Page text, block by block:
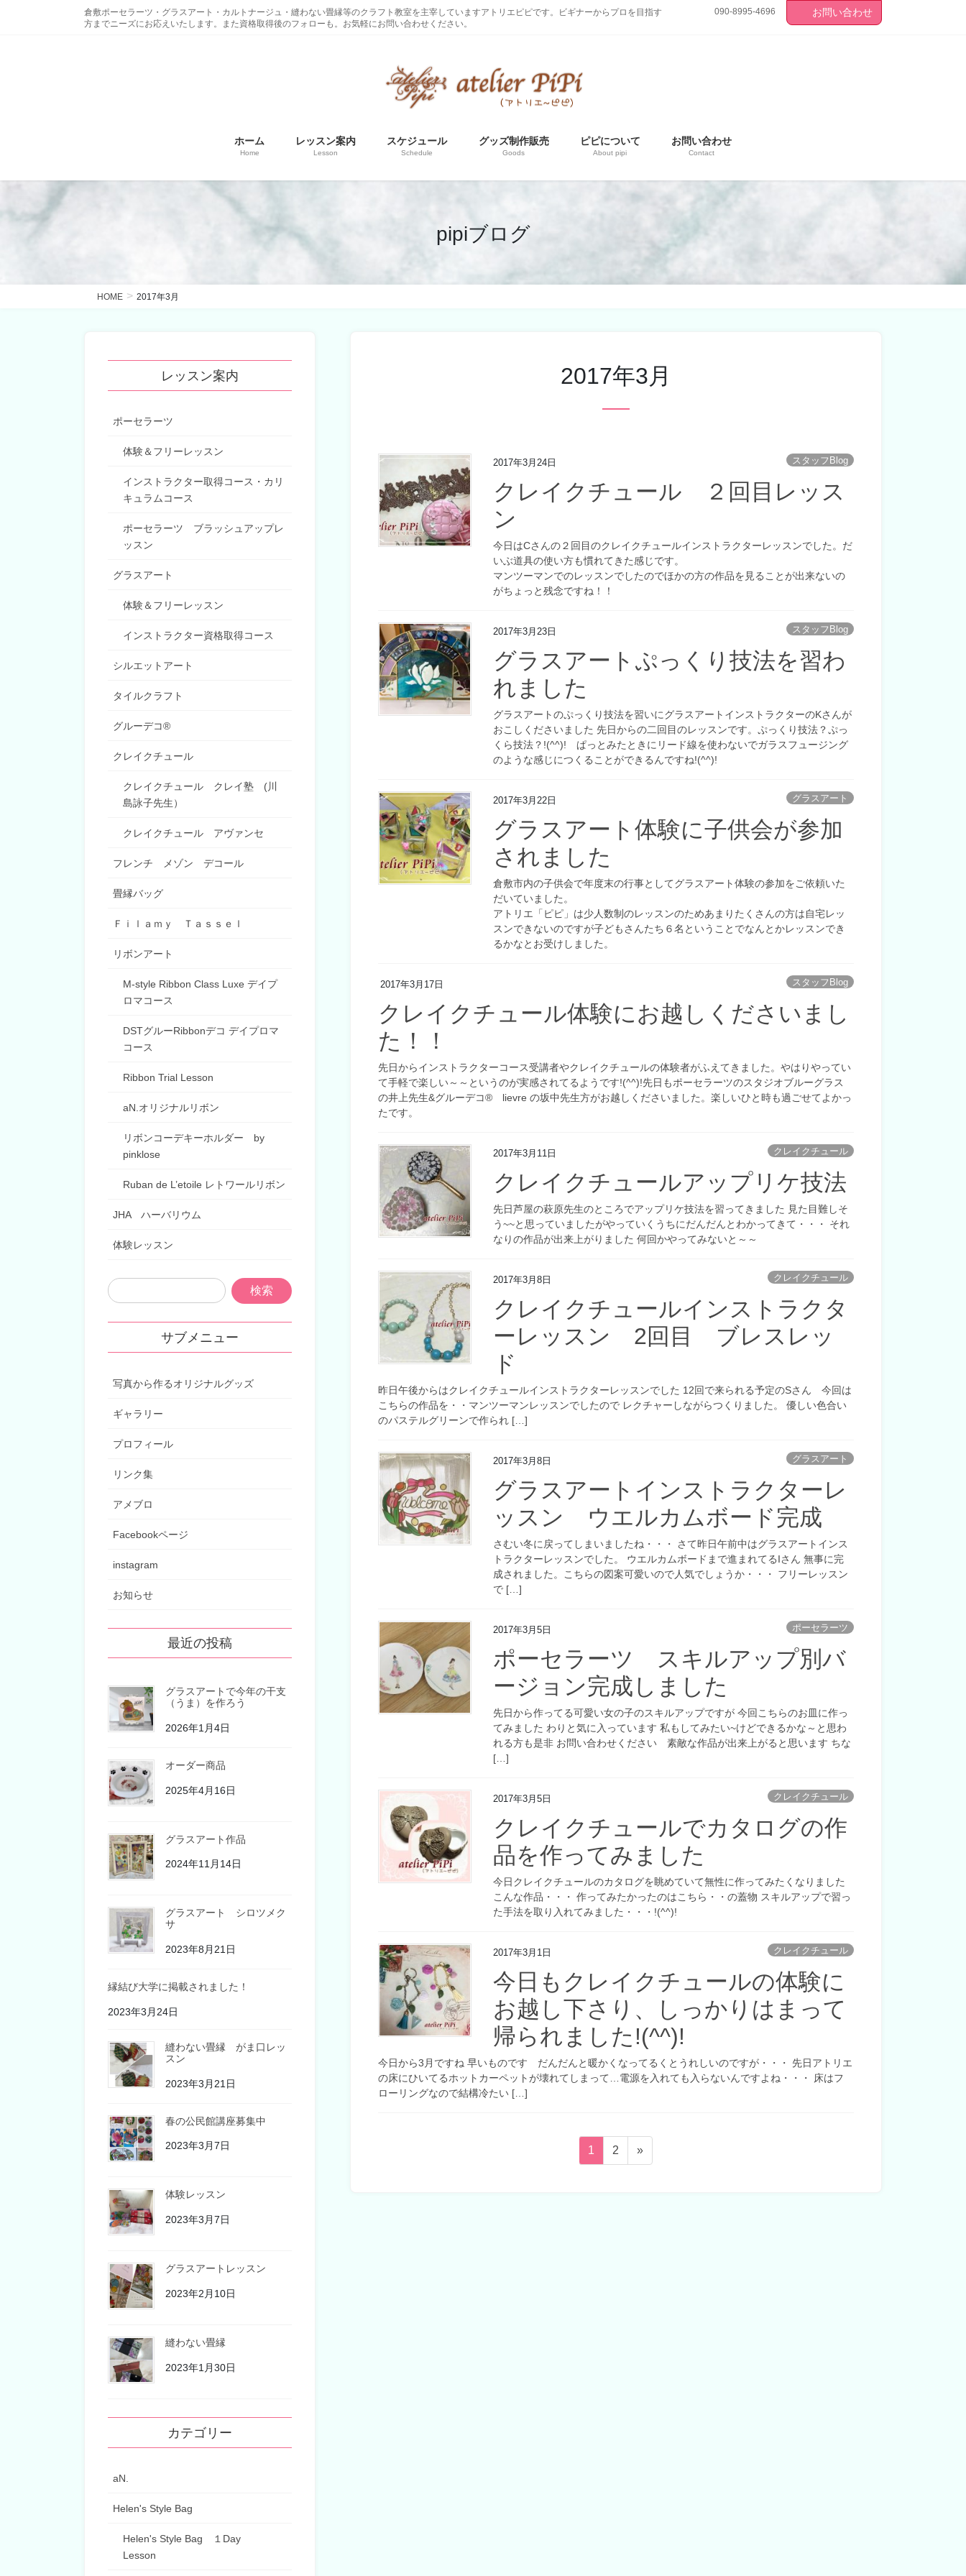
倉敷ポーセラーツ・グラスアート・カルトナージュ・縫わない畳縁等のクラフト教室を主宰していますアトリエピピです。ビギナーからプロを目指す
方までニーズにお応えいたします。また資格取得後のフォローも。お気軽にお問い合わせください。
090-8995-4696 お問い合わせ
ホーム
Home
レッスン案内
Lesson
スケジュール
Schedule
グッズ制作販売
Goods
ピピについて
About pipi
お問い合わせ
Contact
pipiブログ
HOME 2017年3月
2017年3月
2017年3月24日 スタッフBlog
クレイクチュール ２回目レッス
ン
今日はCさんの２回目のクレイクチュールインストラクターレッスンでした。だ
いぶ道具の使い方も慣れてきた感じです。
マンツーマンでのレッスンでしたのでほかの方の作品を見ることが出来ないの
がちょっと残念ですね！！
2017年3月23日 スタッフBlog
グラスアートぷっくり技法を習わ
れました
グラスアートのぷっくり技法を習いにグラスアートインストラクターのKさんが
おこしくださいました 先日からの二回目のレッスンです。ぷっくり技法？ぷっ
くら技法？!(^^)! ぱっとみたときにリード線を使わないでガラスフュージング
のような感じにつくることができるんですね!(^^)!
2017年3月22日 グラスアート
グラスアート体験に子供会が参加
されました
倉敷市内の子供会で年度末の行事としてグラスアート体験の参加をご依頼いた
だいていました。
アトリエ「ピピ」は少人数制のレッスンのためあまりたくさんの方は自宅レッ
スンできないのですが子どもさんたち６名ということでなんとかレッスンでき
るかなとお受けしました。
2017年3月17日 スタッフBlog
クレイクチュール体験にお越しくださいまし
た！！
先日からインストラクターコース受講者やクレイクチュールの体験者がふえてきました。やはりやってい
て手軽で楽しい～～というのが実感されてるようです!(^^)!先日もポーセラーツのスタジオブルーグラス
の井上先生&グルーデコ® lievre の坂中先生方がお越しくださいました。楽しいひと時も過ごせてよかっ
たです。
2017年3月11日 クレイクチュール
クレイクチュールアップリケ技法
先日芦屋の萩原先生のところでアップリケ技法を習ってきました 見た目難しそ
う~~と思っていましたがやっていくうちにだんだんとわかってきて・・・ それ
なりの作品が出来上がりました 何回かやってみないと～～
2017年3月8日 クレイクチュール
クレイクチュールインストラクタ
ーレッスン 2回目 ブレスレッ
ド
昨日午後からはクレイクチュールインストラクターレッスンでした 12回で来られる予定のSさん 今回は
こちらの作品を・・マンツーマンレッスンでしたので レクチャーしながらつくりました。 優しい色合い
のパステルグリーンで作られ […]
2017年3月8日 グラスアート
グラスアートインストラクターレ
ッスン ウエルカムボード完成
さむい冬に戻ってしまいましたね・・・ さて昨日午前中はグラスアートインス
トラクターレッスンでした。 ウエルカムボードまで進まれてるIさん 無事に完
成されました。こちらの図案可愛いので人気でしょうか・・・ フリーレッスン
で […]
2017年3月5日 ポーセラーツ
ポーセラーツ スキルアップ別バ
ージョン完成しました
先日から作ってる可愛い女の子のスキルアップですが 今回こちらのお皿に作っ
てみました わりと気に入っています 私もしてみたい~けどできるかな～と思わ
れる方も是非 お問い合わせください 素敵な作品が出来上がると思います ちな
[…]
2017年3月5日 クレイクチュール
クレイクチュールでカタログの作
品を作ってみました
今日クレイクチュールのカタログを眺めていて無性に作ってみたくなりました
こんな作品・・・ 作ってみたかったのはこちら・・の蓋物 スキルアップで習っ
た手法を取り入れてみました・・・!(^^)!
2017年3月1日 クレイクチュール
今日もクレイクチュールの体験に
お越し下さり、しっかりはまって
帰られました!(^^)!
今日から3月ですね 早いものです だんだんと暖かくなってるくとうれしいのですが・・・ 先日アトリエ
の床にひいてるホットカーペットが壊れてしまって…電源を入れても入らないんですよね・・・ 床はフ
ローリングなので結構冷たい […]
ペ
ー
1
ペ
ー
2 »
レッスン案内
ポーセラーツ
体験＆フリーレッスン
インストラクター取得コース・カリ
キュラムコース
ポーセラーツ ブラッシュアップレ
ッスン
グラスアート
体験＆フリーレッスン
インストラクター資格取得コース
シルエットアート
タイルクラフト
グルーデコ®
クレイクチュール
クレイクチュール クレイ塾 (川
島詠子先生）
クレイクチュール アヴァンセ
フレンチ メゾン デコール
畳縁バッグ
Ｆｉｌａｍｙ Ｔａｓｓｅｌ
リボンアート
M-style Ribbon Class Luxe デイプ
ロマコース
DSTグルーRibbonデコ デイプロマ
コース
Ribbon Trial Lesson
aN.オリジナルリボン
リボンコーデキーホルダー by
pinklose
Ruban de L’etoile レトワールリボン
JHA ハーバリウム
体験レッスン
サブメニュー
写真から作るオリジナルグッズ
ギャラリー
プロフィール
リンク集
アメブロ
Facebookページ
instagram
お知らせ
最近の投稿
グラスアートで今年の干支
（うま）を作ろう
2026年1月4日
オーダー商品
2025年4月16日
グラスアート作品
2024年11月14日
グラスアート シロツメク
サ
2023年8月21日
縁結び大学に掲載されました！
2023年3月24日
縫わない畳縁 がま口レッ
スン
2023年3月21日
春の公民館講座募集中
2023年3月7日
体験レッスン
2023年3月7日
グラスアートレッスン
2023年2月10日
縫わない畳縁
2023年1月30日
カテゴリー
aN.
Helen's Style Bag
Helen's Style Bag １Day
Lesson